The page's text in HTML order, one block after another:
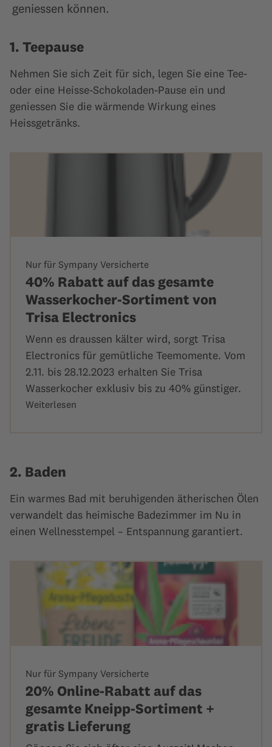
geniessen können.
1. Teepause
Nehmen Sie sich Zeit für sich, legen Sie eine Tee-
oder eine Heisse-Schokoladen-Pause ein und
geniessen Sie die wärmende Wirkung eines
Heissgetränks.
Nur für Sympany Versicherte
40% Rabatt auf das gesamte
Wasserkocher-Sortiment von
Trisa Electronics
Wenn es draussen kälter wird, sorgt Trisa
Electronics für gemütliche Teemomente. Vom
2.11. bis 28.12.2023 erhalten Sie Trisa
Wasserkocher exklusiv bis zu 40% günstiger.
Weiterlesen
2. Baden
Ein warmes Bad mit beruhigenden ätherischen Ölen
verwandelt das heimische Badezimmer im Nu in
einen Wellnesstempel – Entspannung garantiert.
Nur für Sympany Versicherte
20% Online-Rabatt auf das
gesamte Kneipp-Sortiment +
gratis Lieferung